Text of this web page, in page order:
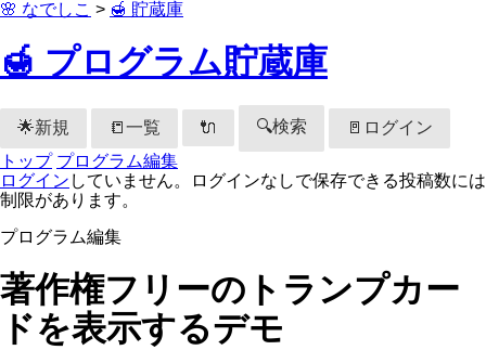
🌸 なでしこ > 🍯 貯蔵庫
🍯 プログラム貯蔵庫
🌟新規 📒一覧 🔌 🔍検索
🚪ログイン
トップ プログラム編集
ログイン していません。ログインなしで保存できる投稿数には
制限があります。
プログラム編集
著作権フリーのトランプカー
ドを表示するデモ